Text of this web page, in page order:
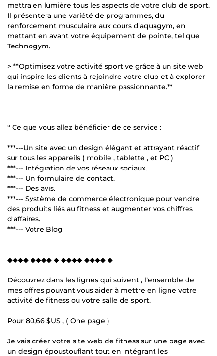
mettra en lumière tous les aspects de votre club de sport.
Il présentera une variété de programmes, du
renforcement musculaire aux cours d'aquagym, en
mettant en avant votre équipement de pointe, tel que
Technogym.
> **Optimisez votre activité sportive grâce à un site web
qui inspire les clients à rejoindre votre club et à explorer
la remise en forme de manière passionnante.**
° Ce que vous allez bénéficier de ce service :
***---Un site avec un design élégant et attrayant réactif
sur tous les appareils ( mobile , tablette , et PC )
***--- Intégration de vos réseaux sociaux.
***--- Un formulaire de contact.
***--- Des avis.
***--- Système de commerce électronique pour vendre
des produits liés au fitness et augmenter vos chiffres
d'affaires.
***--- Votre Blog
◆◆◆◆ ◆◆◆◆ ◆ ◆◆◆◆ ◆◆◆◆ ◆
Découvrez dans les lignes qui suivent , l’ensemble de
mes offres pouvant vous aider à mettre en ligne votre
activité de fitness ou votre salle de sport.
Pour 80,66 $US , ( One page )
Je vais créer votre site web de fitness sur une page avec
un design époustouflant tout en intégrant les